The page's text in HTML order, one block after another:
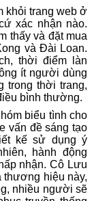
khỏi trang web ở
xác nhận nào.
thấy và đặt mua
và Đài Loan.
thời điểm làn
ít người dùng
trong thời trang,
bình thường.
biểu tình cho
vấn đề sáng tạo
kế sử dụng ý
hành động
nhận. Cô Lưu
thương hiệu này,
nhiều người sẽ